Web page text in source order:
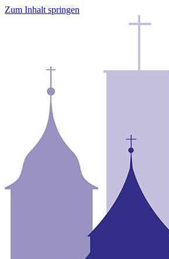
Zum Inhalt springen